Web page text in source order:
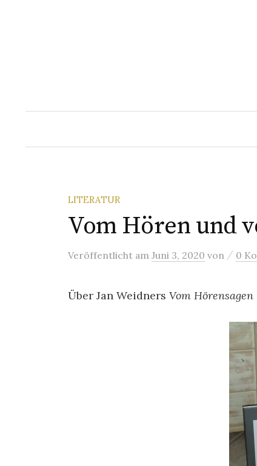
LITERATUR
Vom Hören und
Veröffentlicht am Juni 3, 2020 von / 0
Über Jan Weidners Vom Hörensagen